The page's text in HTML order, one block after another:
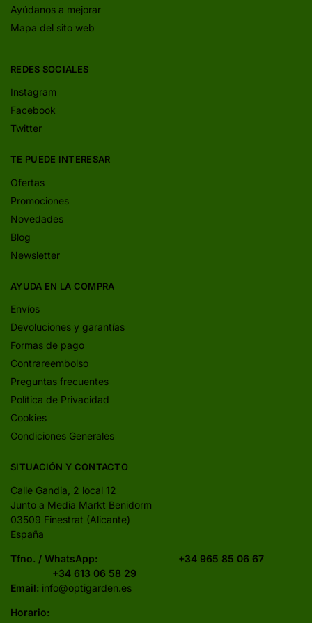
Ayúdanos a mejorar
Mapa del sito web
REDES SOCIALES
Instagram
Facebook
Twitter
TE PUEDE INTERESAR
Ofertas
Promociones
Novedades
Blog
Newsletter
AYUDA EN LA COMPRA
Envíos
Devoluciones y garantías
Formas de pago
Contrareembolso
Preguntas frecuentes
Política de Privacidad
Cookies
Condiciones Generales
SITUACIÓN Y CONTACTO
Calle Gandia, 2 local 12
Junto a Media Markt Benidorm
03509 Finestrat (Alicante)
España
Tfno. / WhatsApp: +34 965 85 06 67
+34 613 06 58 29
Email: info@optigarden.es
Horario: